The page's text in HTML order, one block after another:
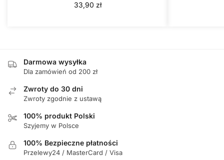
33,90 zł
Darmowa wysyłka
Dla zamówień od 200 zł
Zwroty do 30 dni
Zwroty zgodnie z ustawą
100% produkt Polski
Szyjemy w Polsce
100% Bezpieczne płatności
Przelewy24 / MasterCard / Visa